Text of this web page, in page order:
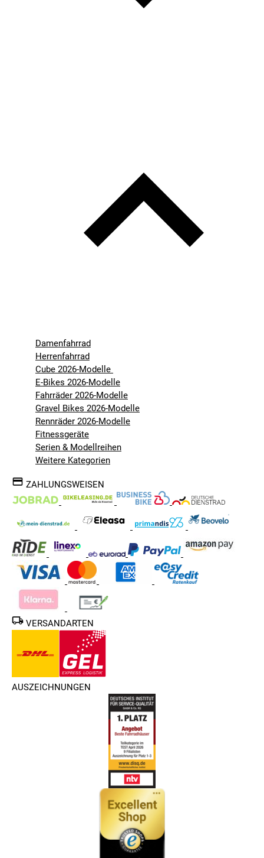
Damenfahrrad
Herrenfahrrad
Cube 2026-Modelle
E-Bikes 2026-Modelle
Fahrräder 2026-Modelle
Gravel Bikes 2026-Modelle
Rennräder 2026-Modelle
Fitnessgeräte
Serien & Modellreihen
Weitere Kategorien
ZAHLUNGSWEISEN
VERSANDARTEN
AUSZEICHNUNGEN